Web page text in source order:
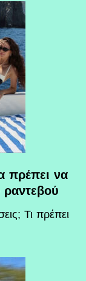
πρέπει να
Τι πρέπει